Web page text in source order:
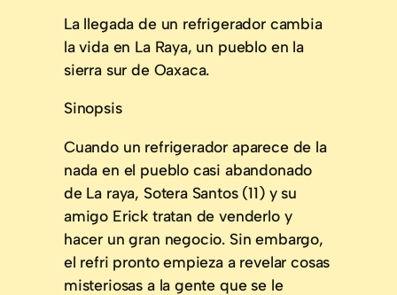
La llegada de un refrigerador cambia
la vida en La Raya, un pueblo en la
sierra sur de Oaxaca.
Sinopsis
Cuando un refrigerador aparece de la
nada en el pueblo casi abandonado
de La raya, Sotera Santos (11) y su
amigo Erick tratan de venderlo y
hacer un gran negocio. Sin embargo,
el refri pronto empieza a revelar cosas
misteriosas a la gente que se le